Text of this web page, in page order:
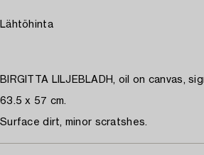
Lähtöhinta
BIRGITTA LILJEBLADH, oil on canvas,
63.5 x 57 cm.
Surface dirt, minor scratshes.